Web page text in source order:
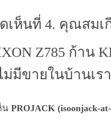
เห็นที่ 4. คุณสมเ
Z785 ก้าน
ม่มีขายในบ้านเร
น PROJACK (isoonjack-